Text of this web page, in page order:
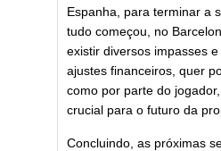
Espanha, para terminar a
tudo começou, no
existir diversos impasses
ajustes financeiros, quer
como por parte do
crucial para o futuro da
Concluindo, as próximas